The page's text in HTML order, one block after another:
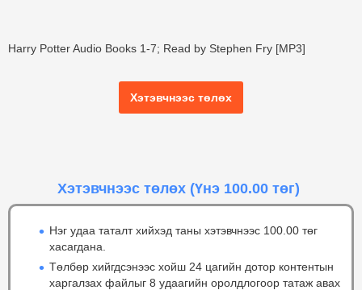
Harry Potter Audio Books 1-7; Read by Stephen Fry [MP3]
Хэтэвчнээс төлөх
Хэтэвчнээс төлөх (Үнэ 100.00 төг)
Нэг удаа таталт хийхэд таны хэтэвчнээс 100.00 төг
хасагдана.
Төлбөр хийгдсэнээс хойш 24 цагийн дотор контентын
харгалзах файлыг 8 удаагийн оролдлогоор татаж авах